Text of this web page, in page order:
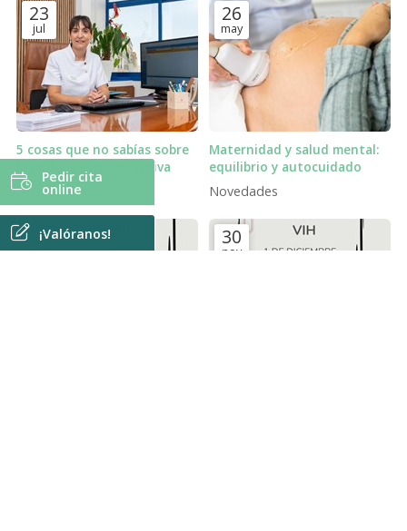
23
jul
5 cosas que no sabías sobre
la píldora anticonceptiva
Novedades
26
may
Maternidad y salud mental:
equilibrio y autocuidado
Novedades
9
mar
30
nov
Pedir cita
online
¡Valóranos!